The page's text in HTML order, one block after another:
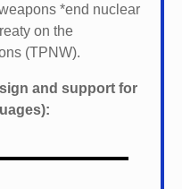
*end nuclear
on the
(TPNW).
and support for